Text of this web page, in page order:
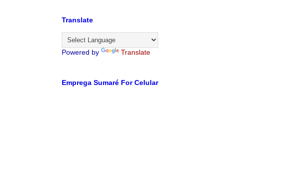
Translate
Powered by Translate
Emprega Sumaré For Celular